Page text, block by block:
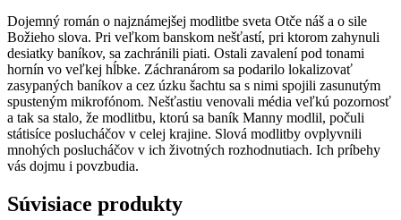
Dojemný román o najznámejšej modlitbe sveta Otče náš a o sile
Božieho slova. Pri veľkom banskom nešťastí, pri ktorom zahynuli
desiatky baníkov, sa zachránili piati. Ostali zavalení pod tonami
hornín vo veľkej hĺbke. Záchranárom sa podarilo lokalizovať
zasypaných baníkov a cez úzku šachtu sa s nimi spojili zasunutým
spusteným mikrofónom. Nešťastiu venovali média veľkú pozornosť
a tak sa stalo, že modlitbu, ktorú sa baník Manny modlil, počuli
státisíce poslucháčov v celej krajine. Slová modlitby ovplyvnili
mnohých poslucháčov v ich životných rozhodnutiach. Ich príbehy
vás dojmu i povzbudia.
Súvisiace produkty